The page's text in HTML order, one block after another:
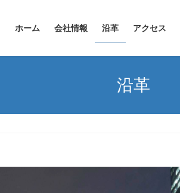
ホーム 会社情報 沿革 アクセス
沿革